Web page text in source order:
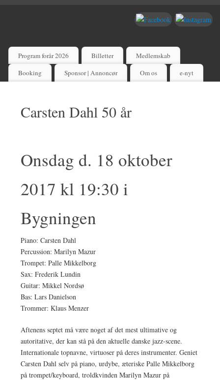
Program forår 2026 Billetter
Medlemskab
Booking
Sponsor | Annoncør Om os e-nyt
Carsten Dahl 50 år
Onsdag d. 18 oktober
2017 kl 19:30 i
Bygningen
Piano: Carsten Dahl
Percussion: Marilyn Mazur
Trompet: Palle Mikkelborg
Sax: Frederik Lundin
Guitar: Mikkel Nordsø
Bas: Lars Danielson
Trommer: Klaus Menzer
Aftenens septet må være noget af det mest ultimative og
autoritative, der kan stå på den aktuelle danske jazz-scene.
Internationale topnavne, virtuoser på deres instrumenter. Geniet
Carsten Dahl selv på piano, urdybe, æteriske Palle Mikkelborg
på trompet/keyboard, troldkvinden Marilyn Mazur på